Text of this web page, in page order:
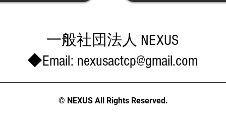
​一般社団法人 NEXUS
◆Email: nexusactcp@gmail.com
© NEXUS All Rights Reserved.